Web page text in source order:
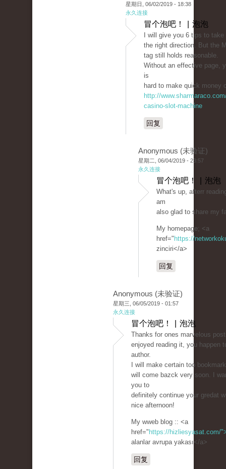
星期日, 06/02/2019 - 18:38
永久连接
冒个泡吧！ | 泡泡
I will give you 6 tips to
the right direction. But the
tag still holds reasonable.
Without an effective page,
is
hard to make quick money
http://
casino-slot-machine
回复
Anonymous (未验证)
星期二, 06/04/2019 - 23:57
永久连接
冒个泡吧！ | 泡泡
What's up, afterr
am
also glad to share my
My homepage; <a
href=" https://
zinciri</a>
回复
Anonymous (未验证)
星期三, 06/05/2019 - 01:57
永久连接
冒个泡吧！ | 泡泡
Thanks for ones marvelous
enjoyed reading it, you happen
author.
I will make certain too
will come bazck very soon. I
you to
definitely continue your gredat
nice afternoon!
My wweb blog :: <a
href=" https://hizliesyasat.com/
alanlar avrupa yakası</a>
回复